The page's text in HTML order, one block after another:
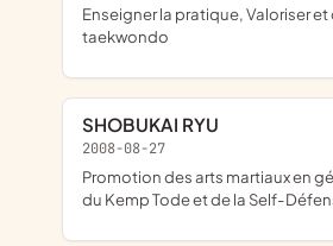
enseigner la pratique, Valoriser et de promouvoir le
taekwondo
SHOBUKAI RYU
2008-08-27
Promotion des arts martiaux en général et notamment
du Kemp Tode et de la Self-